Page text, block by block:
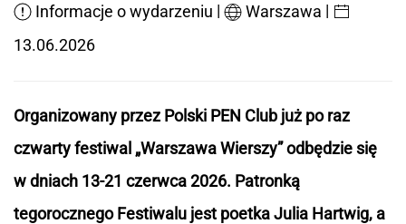
Informacje o wydarzeniu | Warszawa |
13.06.2026
Organizowany przez Polski PEN Club już po raz
czwarty festiwal „Warszawa Wierszy” odbędzie się
w dniach 13-21 czerwca 2026. Patronką
tegorocznego Festiwalu jest poetka Julia Hartwig, a